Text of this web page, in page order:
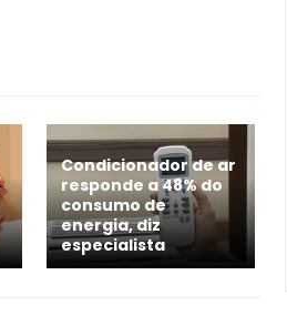
Condicionador de ar
responde a 48% do
consumo de
energia, diz
especialista